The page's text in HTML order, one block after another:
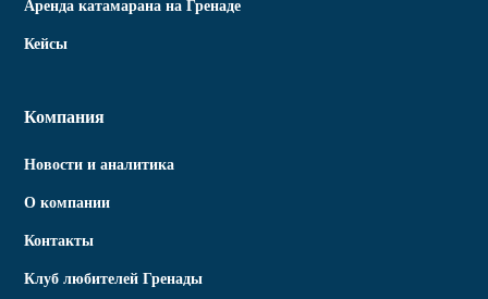
Аренда катамарана на Гренаде
Кейсы
Компания
Новости и аналитика
О компании
Контакты
Клуб любителей Гренады